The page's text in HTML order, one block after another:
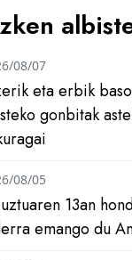
eta erbik
gonbitak
08/07
13an
emango du
08/05